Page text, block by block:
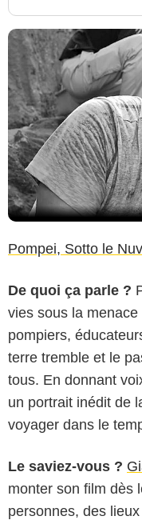
Pompei, Sotto le
De quoi ça parle ?
vies sous la
pompiers,
terre tremble et le
tous. En donnant
un portrait inédit de
voyager dans le
Le saviez-vous ?
monter son film dès
personnes, des